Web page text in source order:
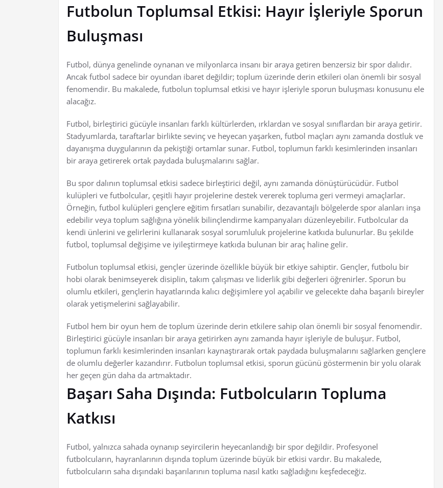
Futbolun Toplumsal Etkisi: Hayır İşleriyle Sporun
Buluşması
Futbol, dünya genelinde oynanan ve milyonlarca insanı bir araya getiren benzersiz bir spor dalıdır.
Ancak futbol sadece bir oyundan ibaret değildir; toplum üzerinde derin etkileri olan önemli bir sosyal
fenomendir. Bu makalede, futbolun toplumsal etkisi ve hayır işleriyle sporun buluşması konusunu ele
alacağız.
Futbol, birleştirici gücüyle insanları farklı kültürlerden, ırklardan ve sosyal sınıflardan bir araya getirir.
Stadyumlarda, taraftarlar birlikte sevinç ve heyecan yaşarken, futbol maçları aynı zamanda dostluk ve
dayanışma duygularının da pekiştiği ortamlar sunar. Futbol, toplumun farklı kesimlerinden insanları
bir araya getirerek ortak paydada buluşmalarını sağlar.
Bu spor dalının toplumsal etkisi sadece birleştirici değil, aynı zamanda dönüştürücüdür. Futbol
kulüpleri ve futbolcular, çeşitli hayır projelerine destek vererek topluma geri vermeyi amaçlarlar.
Örneğin, futbol kulüpleri gençlere eğitim fırsatları sunabilir, dezavantajlı bölgelerde spor alanları inşa
edebilir veya toplum sağlığına yönelik bilinçlendirme kampanyaları düzenleyebilir. Futbolcular da
kendi ünlerini ve gelirlerini kullanarak sosyal sorumluluk projelerine katkıda bulunurlar. Bu şekilde
futbol, toplumsal değişime ve iyileştirmeye katkıda bulunan bir araç haline gelir.
Futbolun toplumsal etkisi, gençler üzerinde özellikle büyük bir etkiye sahiptir. Gençler, futbolu bir
hobi olarak benimseyerek disiplin, takım çalışması ve liderlik gibi değerleri öğrenirler. Sporun bu
olumlu etkileri, gençlerin hayatlarında kalıcı değişimlere yol açabilir ve gelecekte daha başarılı bireyler
olarak yetişmelerini sağlayabilir.
Futbol hem bir oyun hem de toplum üzerinde derin etkilere sahip olan önemli bir sosyal fenomendir.
Birleştirici gücüyle insanları bir araya getirirken aynı zamanda hayır işleriyle de buluşur. Futbol,
toplumun farklı kesimlerinden insanları kaynaştırarak ortak paydada buluşmalarını sağlarken gençlere
de olumlu değerler kazandırır. Futbolun toplumsal etkisi, sporun gücünü göstermenin bir yolu olarak
her geçen gün daha da artmaktadır.
Başarı Saha Dışında: Futbolcuların Topluma
Katkısı
Futbol, yalnızca sahada oynanıp seyircilerin heyecanlandığı bir spor değildir. Profesyonel
futbolcuların, hayranlarının dışında toplum üzerinde büyük bir etkisi vardır. Bu makalede,
futbolcuların saha dışındaki başarılarının topluma nasıl katkı sağladığını keşfedeceğiz.